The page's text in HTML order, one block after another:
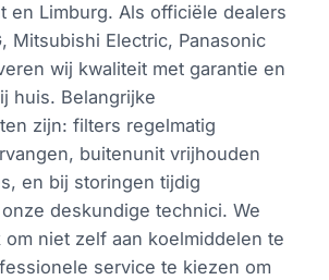
en Limburg. Als officiële dealers
Mitsubishi Electric, Panasonic
wij kwaliteit met garantie en
huis. Belangrijke
zijn: filters regelmatig
buitenunit vrijhouden
en bij storingen tijdig
deskundige technici. We
niet zelf aan koelmiddelen te
service te kiezen om